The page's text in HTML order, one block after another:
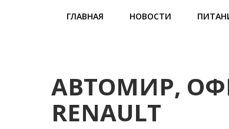
ГЛАВНАЯ НОВОСТИ
АВТОМИР,
RENAULT